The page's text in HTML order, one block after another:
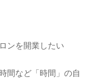
ンを開業したい
間など「時間」の自